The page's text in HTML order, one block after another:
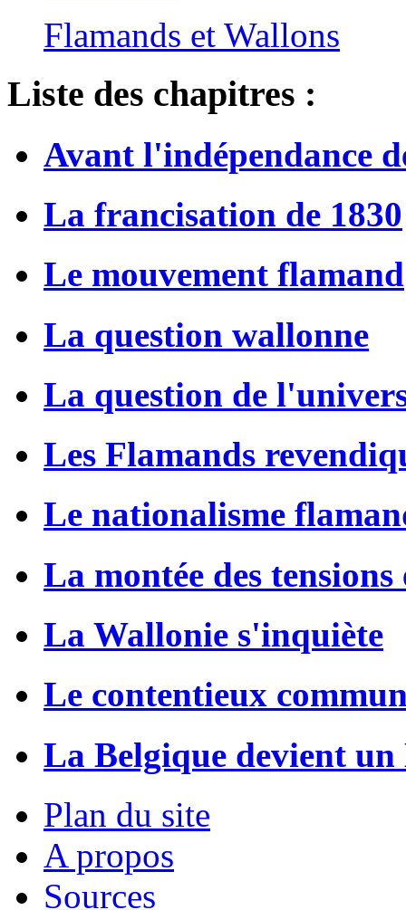
Flamands et Wallons
Liste des chapitres :
Avant l'indépendance
La francisation de 1830
Le mouvement flamand
La question wallonne
La question de
Les Flamands
Le nationalisme
La montée des
La Wallonie s'inquiète
Le contentieux
La Belgique devient
Plan du site
A propos
Sources